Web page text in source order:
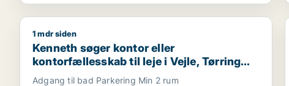
Kenneth søger kontor eller kontorfællesskab til leje i
1 mdr siden
Kenneth søger kontor eller
kontorfællesskab til leje i Vejle, Tørring
eller Uldum m.fl.
Adgang til bad Parkering Min 2 rum